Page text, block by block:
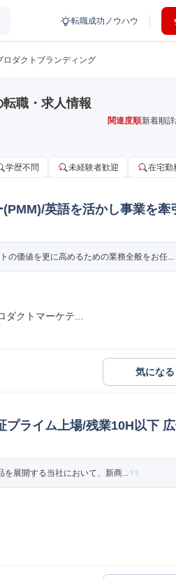
転職成功ノウハウ
ロダクトブランディング
職・求人情報
関連度順新着順
学歴不問 未経験者歓迎 在宅勤
英語を活かし事業を牽
の価値を更に高めるための業務全般をお任...
クトマーケテ...
気になる
プライム上場/残業10H以下
を展開する当社において、新商...